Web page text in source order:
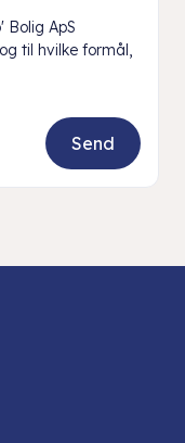
Bolig ApS
til hvilke formål,